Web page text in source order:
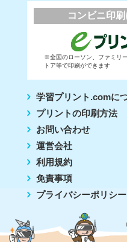
コンビニ印
※全国のローソン、ファミリ
トア等で印刷ができます
学習プリント.comに
プリントの印刷方法
お問い合わせ
運営会社
利用規約
免責事項
プライバシーポリシー